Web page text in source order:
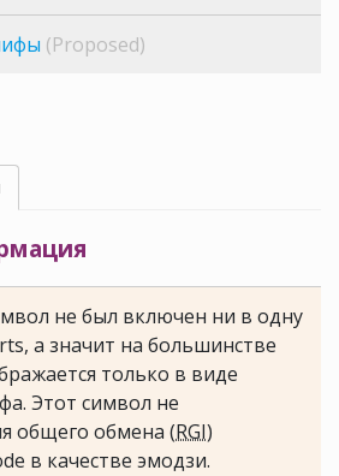
(Proposed)
не был включен ни в одну
а значит на большинстве
только в виде
Этот символ не
общего обмена (RGI)
в качестве эмодзи.